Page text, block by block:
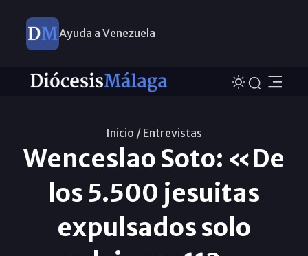
Ayuda a Venezuela
Inicio / Entrevistas
Wenceslao Soto: «De
los 5.500 jesuitas
expulsados solo